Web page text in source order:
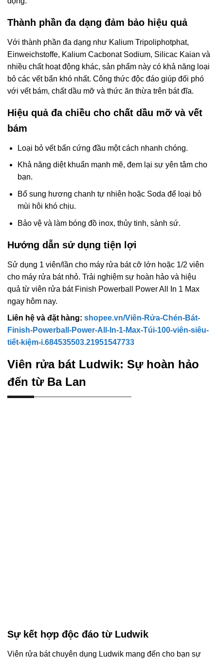
Thành phần đa dạng đảm bảo hiệu quả
Với thành phần đa dạng như Kalium Tripoliphotphat,
Einweichstoffe, Kalium Cacbonat Sodium, Silicac Kaian và
nhiều chất hoạt động khác, sản phẩm này có khả năng loại
bỏ các vết bẩn khó nhất. Công thức độc đáo giúp đối phó
với vết bám, chất dầu mỡ và thức ăn thừa trên bát đĩa.
Hiệu quả đa chiều cho chất dầu mỡ và vết
bám
Loại bỏ vết bẩn cứng đầu một cách nhanh chóng.
Khả năng diệt khuẩn mạnh mẽ, đem lại sự yên tâm cho
bạn.
Bổ sung hương chanh tự nhiên hoặc Soda để loại bỏ
mùi hôi khó chịu.
Bảo vệ và làm bóng đồ inox, thủy tinh, sành sứ.
Hướng dẫn sử dụng tiện lợi
Sử dụng 1 viên/lần cho máy rửa bát cỡ lớn hoặc 1/2 viên
cho máy rửa bát nhỏ. Trải nghiệm sự hoàn hảo và hiệu
quả từ viên rửa bát Finish Powerball Power All In 1 Max
ngay hôm nay.
Liên hệ và đặt hàng: shopee.vn/Viên-Rửa-Chén-Bát-
Finish-Powerball-Power-All-In-1-Max-Túi-100-viên-siêu-
tiết-kiệm-i.684535503.21951547733
Viên rửa bát Ludwik: Sự hoàn hảo
đến từ Ba Lan
Sự kết hợp độc đáo từ Ludwik
Viên rửa bát chuyên dụng Ludwik mang đến cho bạn sự